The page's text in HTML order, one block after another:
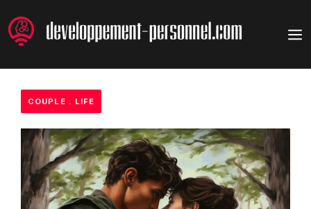
au
contenu
COUPLE . LIFE